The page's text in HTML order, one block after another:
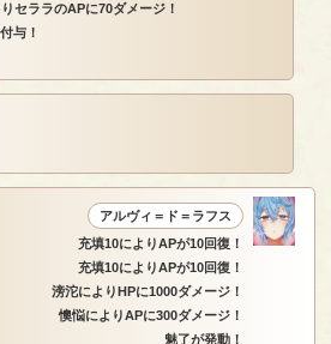
セララのAPに70ダメージ！
与！
アルヴィ＝ド＝ラフス
充填10によりAPが10回復！
充填10によりAPが10回復！
滂沱によりHPに1000ダメージ！
懊悩によりAPに300ダメージ！
魅了が発動！